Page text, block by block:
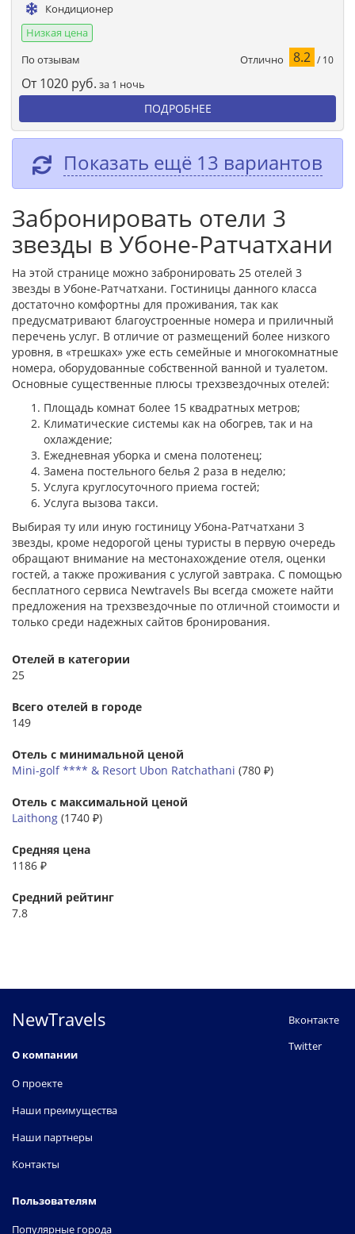
Кондиционер
Низкая цена
По отзывам
Отлично 8.2 / 10
От 1020 руб. за 1 ночь
ПОДРОБНЕЕ
Показать ещё 13 вариантов
Забронировать отели 3
звезды в Убоне-Ратчатхани
На этой странице можно забронировать 25 отелей 3
звезды в Убоне-Ратчатхани. Гостиницы данного класса
достаточно комфортны для проживания, так как
предусматривают благоустроенные номера и приличный
перечень услуг. В отличие от размещений более низкого
уровня, в «трешках» уже есть семейные и многокомнатные
номера, оборудованные собственной ванной и туалетом.
Основные существенные плюсы трехзвездочных отелей:
Площадь комнат более 15 квадратных метров;
Климатические системы как на обогрев, так и на
охлаждение;
Ежедневная уборка и смена полотенец;
Замена постельного белья 2 раза в неделю;
Услуга круглосуточного приема гостей;
Услуга вызова такси.
Выбирая ту или иную гостиницу Убона-Ратчатхани 3
звезды, кроме недорогой цены туристы в первую очередь
обращают внимание на местонахождение отеля, оценки
гостей, а также проживания с услугой завтрака. С помощью
бесплатного сервиса Newtravels Вы всегда сможете найти
предложения на трехзвездочные по отличной стоимости и
только среди надежных сайтов бронирования.
Отелей в категории
25
Всего отелей в городе
149
Отель с минимальной ценой
Mini-golf **** & Resort Ubon Ratchathani (780 ₽)
Отель с максимальной ценой
Laithong (1740 ₽)
Средняя цена
1186 ₽
Средний рейтинг
7.8
NewTravels
О компании
О проекте
Наши преимущества
Наши партнеры
Контакты
Пользователям
Популярные города
Вконтакте
Twitter